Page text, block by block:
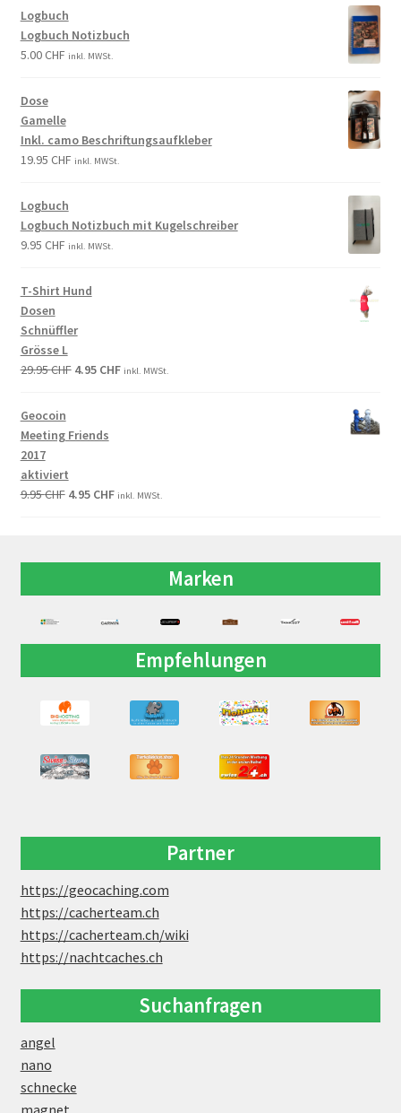
Logbuch
Logbuch Notizbuch
5.00CHF inkl. MWSt.
Dose
Gamelle
Inkl. camo Beschriftungsaufkleber
19.95 CHF inkl. MWSt.
Logbuch
Logbuch Notizbuch mit Kugelschreiber
9.95 CHF inkl. MWSt.
T-Shirt Hund
Dosen
Schnüffler
Grösse L
29.95CHF 4.95 CHF inkl. MWSt.
Geocoin
Meeting Friends
2017
aktiviert
9.95CHF 4.95 CHF inkl. MWSt.
Marken
Empfehlungen
Partner
https://geocaching.com
https://cacherteam.ch
https://cacherteam.ch/wiki
https://nachtcaches.ch
Suchanfragen
angel
nano
schnecke
magnet